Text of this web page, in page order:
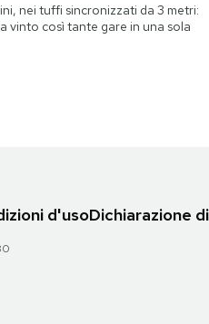
nei tuffi sincronizzati da 3 metri:
vinto così tante gare in una sola
d'usoDichiarazione